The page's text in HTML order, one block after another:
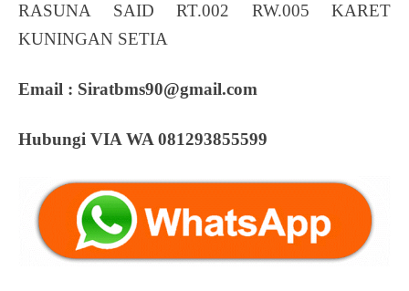
RASUNA SAID RT.002 RW.005 KARET
KUNINGAN SETIA
Email : Siratbms90@gmail.com
Hubungi VIA WA 081293855599